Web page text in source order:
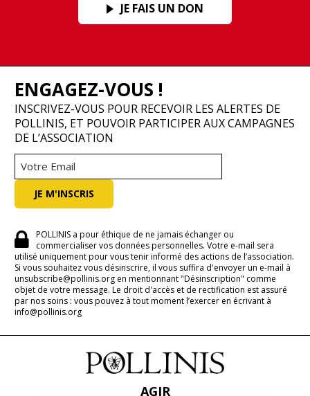
JE FAIS UN DON
ENGAGEZ-VOUS !
INSCRIVEZ-VOUS POUR RECEVOIR LES ALERTES DE
POLLINIS, ET POUVOIR PARTICIPER AUX CAMPAGNES
DE L’ASSOCIATION
POLLINIS a pour éthique de ne jamais échanger ou
commercialiser vos données personnelles. Votre e-mail sera
utilisé uniquement pour vous tenir informé des actions de l’association.
Si vous souhaitez vous désinscrire, il vous suffira d'envoyer un e-mail à
unsubscribe@pollinis.org en mentionnant "Désinscription" comme
objet de votre message. Le droit d'accès et de rectification est assuré
par nos soins : vous pouvez à tout moment l’exercer en écrivant à
info@pollinis.org
AGIR